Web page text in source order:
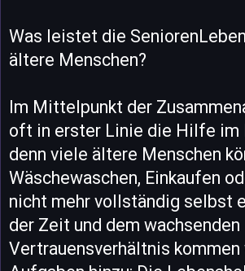
Was leistet die
ältere Menschen?
Im Mittelpunkt der
oft in erster Linie die Hilfe im
denn viele ältere Menschen
Wäschewaschen, Einkaufen
nicht mehr vollständig selbst
der Zeit und dem wachsenden
Vertrauensverhältnis